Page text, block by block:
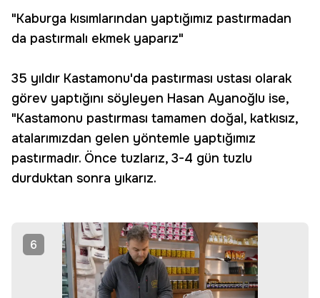
"Kaburga kısımlarından yaptığımız pastırmadan
da pastırmalı ekmek yaparız"
35 yıldır Kastamonu'da pastırması ustası olarak
görev yaptığını söyleyen Hasan Ayanoğlu ise,
"Kastamonu pastırması tamamen doğal, katkısız,
atalarımızdan gelen yöntemle yaptığımız
pastırmadır. Önce tuzlarız, 3-4 gün tuzlu
durduktan sonra yıkarız.
6